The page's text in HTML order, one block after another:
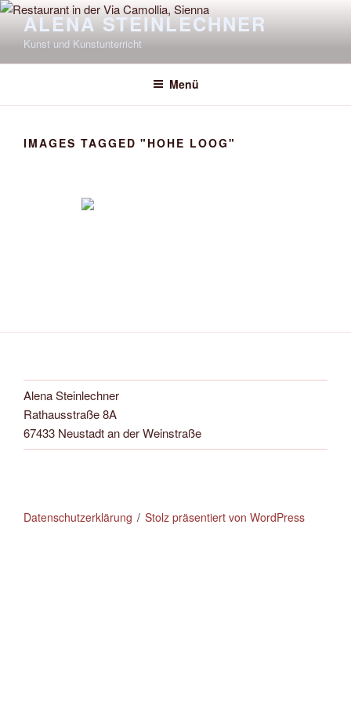
Zum
Inhalt
springen
ALENA STEINLECHNER
Kunst und Kunstunterricht
Menü
IMAGES TAGGED "HOHE LOOG"
Alena Steinlechner
Rathausstraße 8A
67433 Neustadt an der Weinstraße
Datenschutzerklärung Stolz präsentiert von WordPress